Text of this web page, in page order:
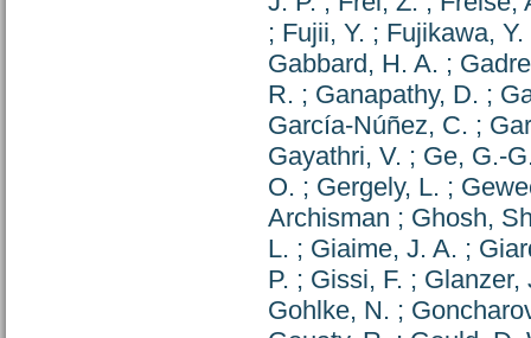
; Fujii, Y. ; Fujikawa, Y.
Gabbard, H. A. ;
R. ; Ganapathy, D. ;
García-Núñez, C. ;
Gayathri, V. ; Ge, G.-
O. ; Gergely, L. ;
Archisman ; Ghosh,
L. ; Giaime, J. A. ;
P. ; Gissi, F. ; Glanzer,
Gohlke, N. ;